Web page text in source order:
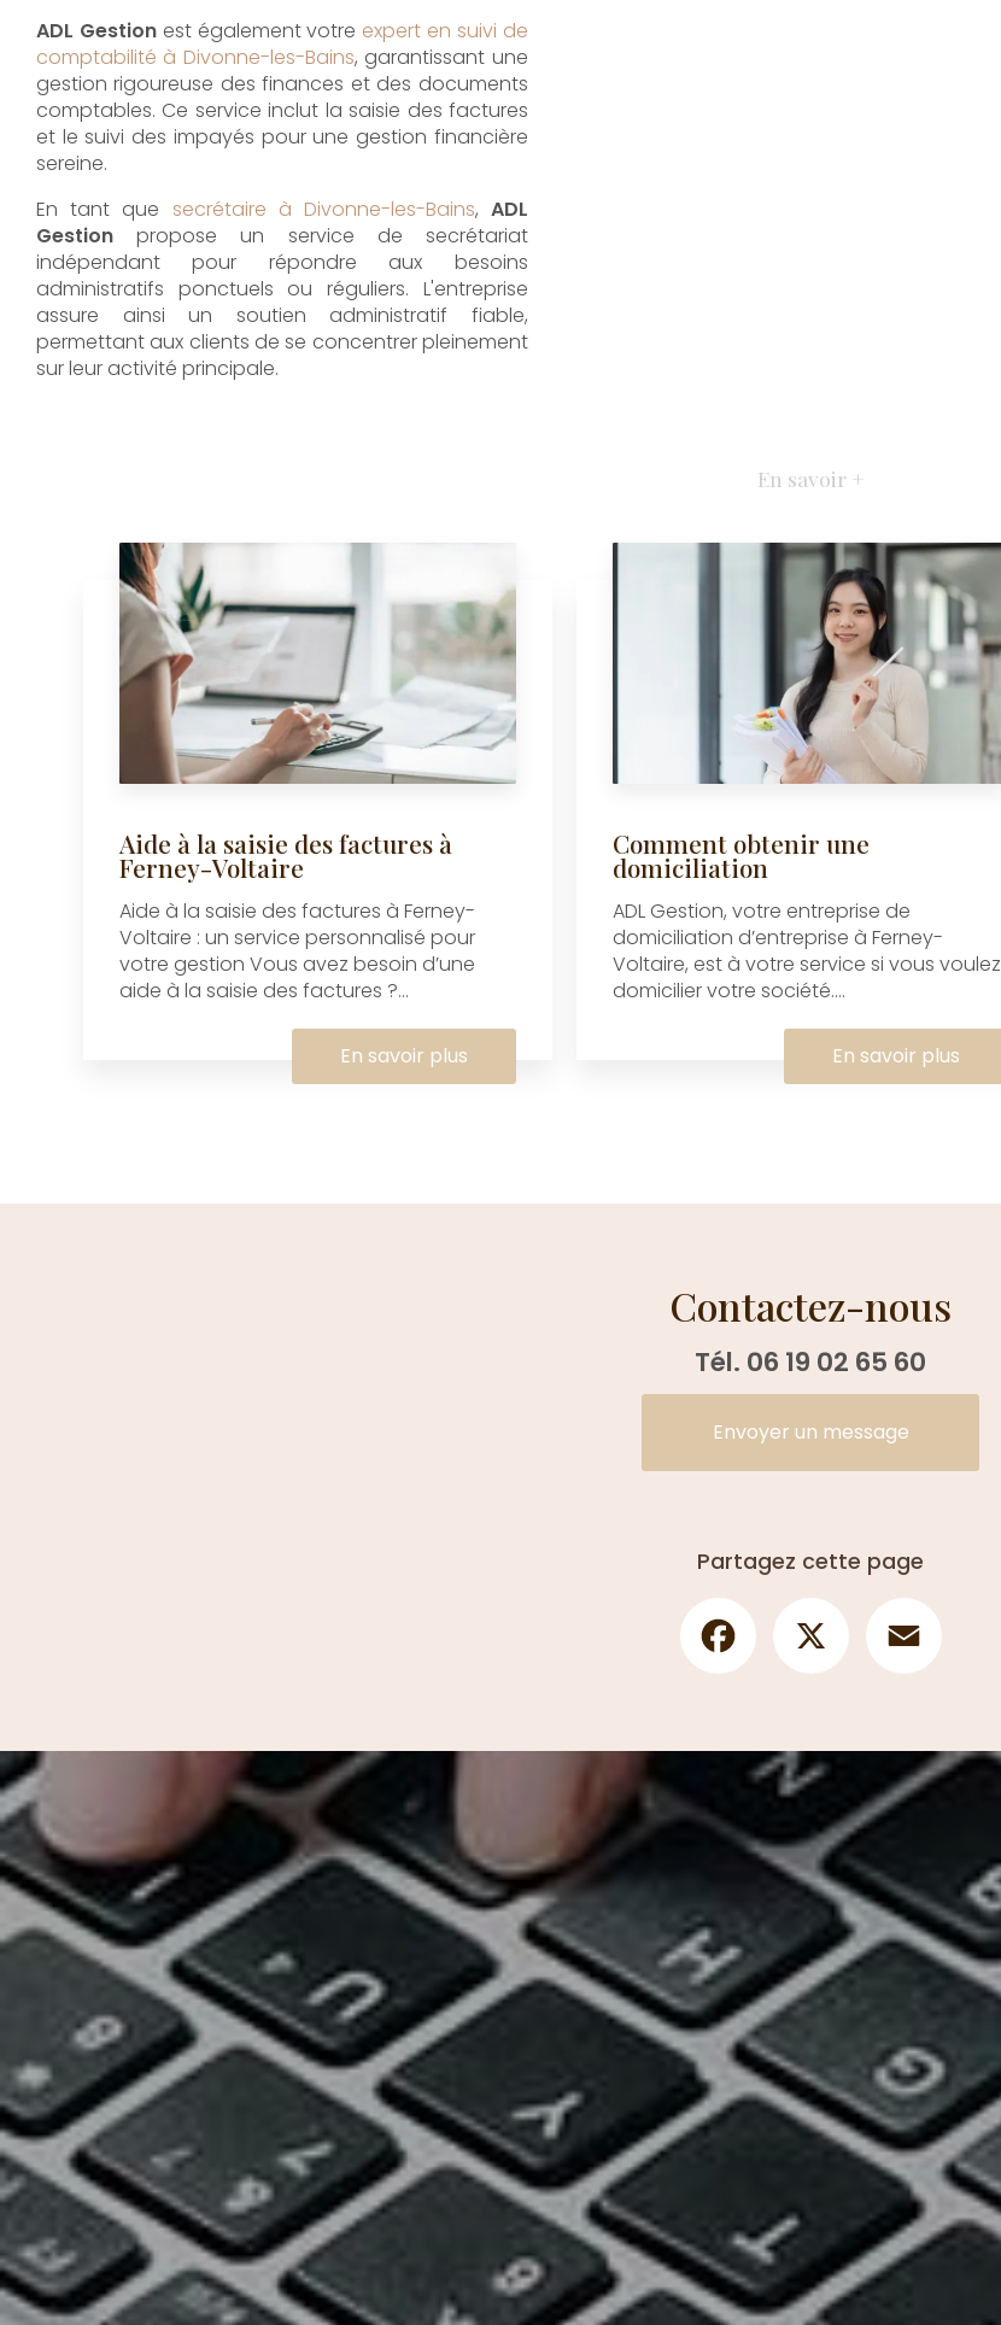
ADL Gestionest également votre expert en suivi de
comptabilité à Divonne-les-Bains, garantissant une
gestion rigoureuse des finances et des documents
comptables. Ce service inclut la saisie des factures
et le suivi des impayés pour une gestion financière
sereine.
En tant que secrétaire à Divonne-les-Bains, ADL
Gestion propose un service de secrétariat
indépendant pour répondre aux besoins
administratifs ponctuels ou réguliers. L'entreprise
assure ainsi un soutien administratif fiable,
permettant aux clients de se concentrer pleinement
sur leur activité principale.
En savoir +
Aide à la saisie des factures à
Ferney-Voltaire
Aide à la saisie des factures à Ferney-
Voltaire : un service personnalisé pour
votre gestion Vous avez besoin d’une
aide à la saisie des factures ?...
En savoir plus
Comment obtenir une
domiciliation
ADL Gestion, votre entreprise de
domiciliation d’entreprise à Ferney-
Voltaire, est à votre service si vous voulez
domicilier votre société....
En savoir plus
Contactez-nous
Tél. 06 19 02 65 60
Envoyer un message
Partagez cette page
Facebook